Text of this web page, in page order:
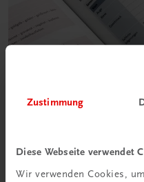
Zustimmung
Diese Webseite verwendet
Wir verwenden Cookies,